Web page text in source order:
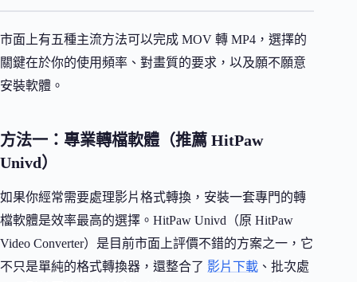
市面上有五種主流方法可以完成 MOV 轉 MP4，選擇的
關鍵在於你的使用頻率、對畫質的要求，以及願不願意
安裝軟體。
方法一：專業轉檔軟體（推薦 HitPaw
Univd）
如果你經常需要處理影片格式轉換，安裝一套專門的轉
檔軟體是效率最高的選擇。HitPaw Univd（原 HitPaw
Video Converter）是目前市面上評價不錯的方案之一，它
不只是單純的格式轉換器，還整合了 影片下載 、批次處